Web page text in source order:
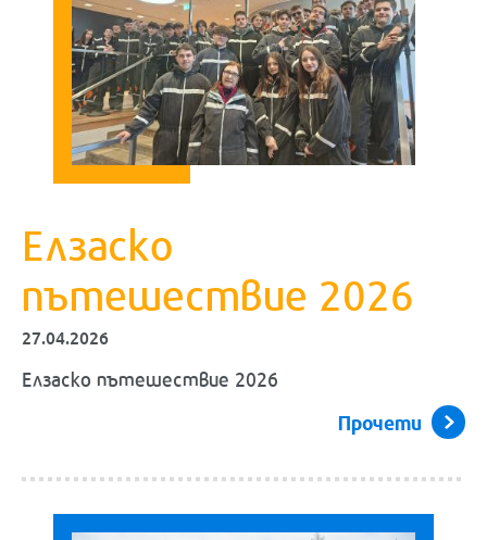
Елзаско
пътешествие 2026
27.04.2026
Елзаско пътешествие 2026
Прочети